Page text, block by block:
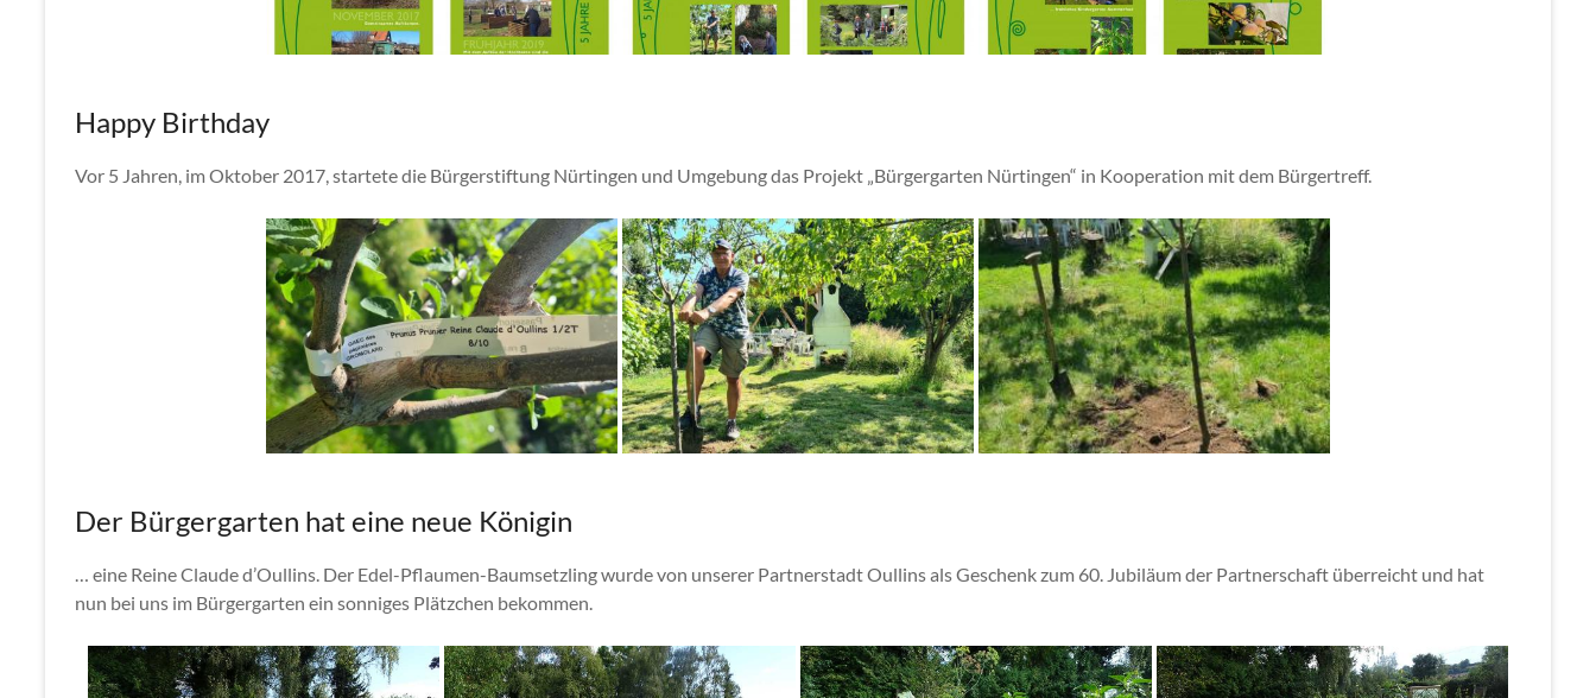
Happy Birthday
Vor 5 Jahren, im Oktober 2017, startete die Bürgerstiftung Nürtingen und Umgebung das Projekt „Bürgergarten Nürtingen“ in Kooperation mit dem Bürgertreff.
Der Bürgergarten hat eine neue Königin
… eine Reine Claude d’Oullins. Der Edel-Pflaumen-Baumsetzling wurde von unserer Partnerstadt Oullins als Geschenk zum 60. Jubiläum der Partnerschaft überreicht und hat
nun bei uns im Bürgergarten ein sonniges Plätzchen bekommen.